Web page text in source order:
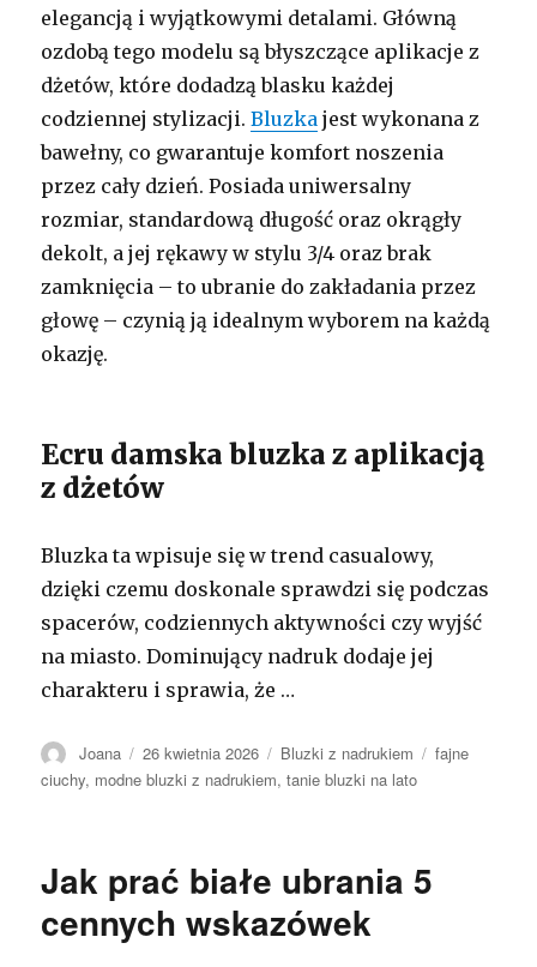
elegancją i wyjątkowymi detalami. Główną
ozdobą tego modelu są błyszczące aplikacje z
dżetów, które dodadzą blasku każdej
codziennej stylizacji.Bluzka jest wykonana z
bawełny, co gwarantuje komfort noszenia
przez cały dzień. Posiada uniwersalny
rozmiar, standardową długość oraz okrągły
dekolt, a jej rękawy w stylu 3/4 oraz brak
zamknięcia – to ubranie do zakładania przez
głowę – czynią ją idealnym wyborem na każdą
okazję.
Ecru damska bluzka z aplikacją
z dżetów
Bluzka ta wpisuje się w trend casualowy,
dzięki czemu doskonale sprawdzi się podczas
spacerów, codziennych aktywności czy wyjść
na miasto. Dominujący nadruk dodaje jej
charakteru i sprawia, że …
Autor
Joana Opublikowano
26 kwietnia 2026 Kategorie
Bluzki z nadrukiem Tagi
fajne
ciuchy, modne bluzki z nadrukiem,tanie bluzki na lato
Jak prać białe ubrania 5
cennych wskazówek